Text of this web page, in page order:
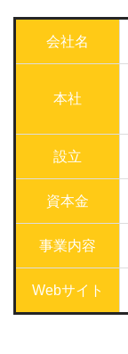
会社名
本社
設立
資本金
事業内容
Webサイト